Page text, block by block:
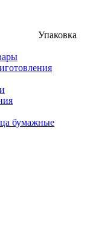
Упаковка
бумажные